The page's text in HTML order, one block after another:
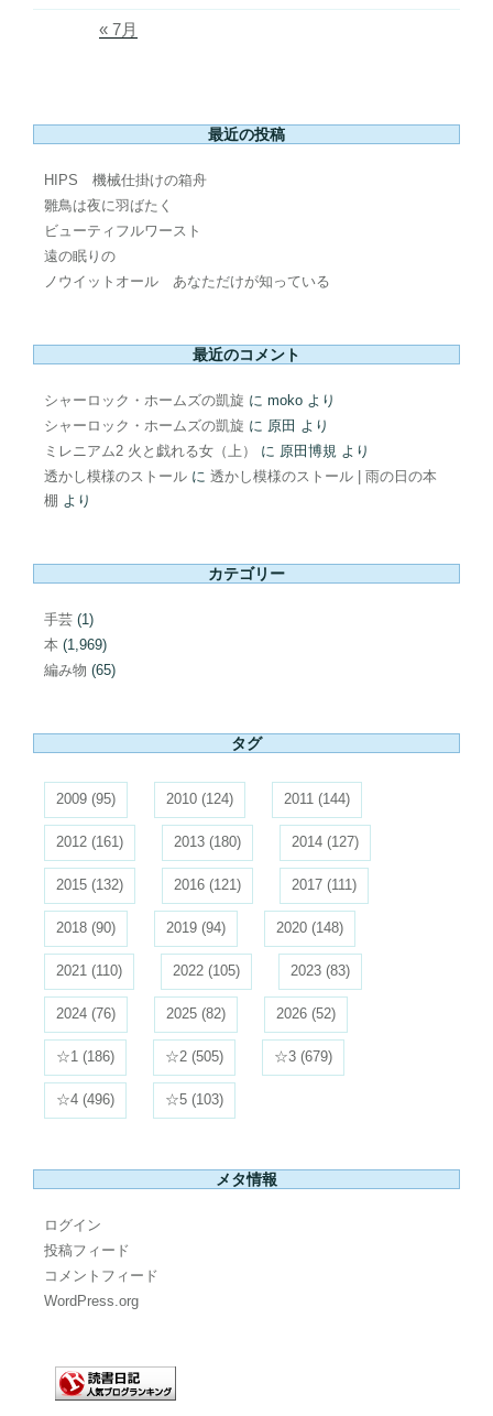
« 7月
最近の投稿
HIPS 機械仕掛けの箱舟
雛鳥は夜に羽ばたく
ビューティフルワースト
遠の眠りの
ノウイットオール あなただけが知っている
最近のコメント
シャーロック・ホームズの凱旋 に moko より
シャーロック・ホームズの凱旋 に 原田 より
ミレニアム2 火と戯れる女（上）
に 原田博規 より
透かし模様のストール に 透かし模様のストール | 雨の日の本
棚 より
カテゴリー
手芸 (1)
本 (1,969)
編み物 (65)
タグ
2009 (95) 2010 (124) 2011 (144)
2012 (161) 2013 (180) 2014 (127)
2015 (132) 2016 (121) 2017 (111)
2018 (90) 2019 (94) 2020 (148)
2021 (110) 2022 (105) 2023 (83)
2024 (76) 2025 (82) 2026 (52)
☆1 (186) ☆2 (505) ☆3 (679)
☆4 (496) ☆5 (103)
メタ情報
ログイン
投稿フィード
コメントフィード
WordPress.org